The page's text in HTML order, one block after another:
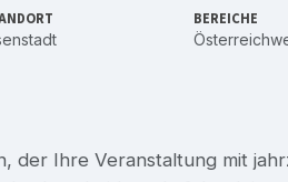
BEREICHE
der Ihre Veranstaltung mit